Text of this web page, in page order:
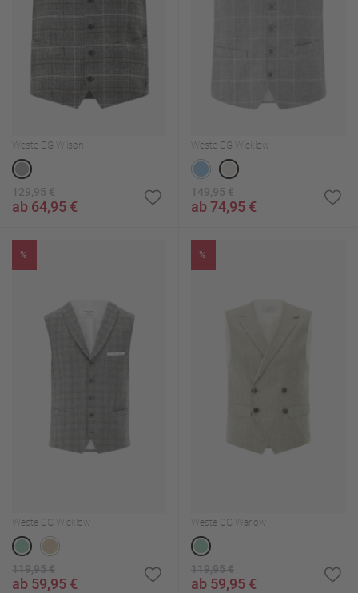
Weste CG Wilson
129,95 €
ab 64,95 €
Weste CG Wicklow
149,95 €
ab 74,95 €
%
Weste CG Wicklow
119,95 €
ab 59,95 €
%
Weste CG Warlow
119,95 €
ab 59,95 €